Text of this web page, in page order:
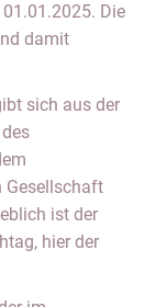
Die
damit
sich aus der
Gesellschaft
ist der
hier der